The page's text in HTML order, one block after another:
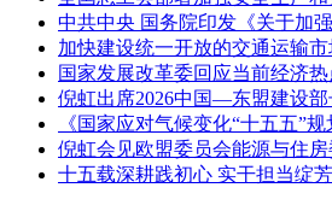
中共中央 国务院印发《关于加
加快建设统一开放的交通运输市
国家发展改革委回应当前经济热
倪虹出席2026中国—东盟建设部
《国家应对气候变化“十五五”
倪虹会见欧盟委员会能源与住房
十五载深耕践初心 实干担当绽